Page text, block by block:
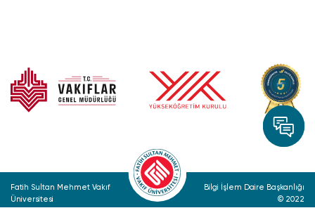
Fatih Sultan Mehmet Vakıf
Üniversitesi
Bilgi İşlem Daire Başkanlığı
© 2022